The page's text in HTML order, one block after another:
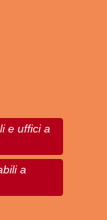
e uffici a
a